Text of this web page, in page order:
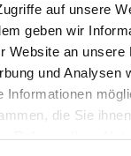
auf unsere
geben wir
Website an unsere
und Analysen
Informationen
die Sie